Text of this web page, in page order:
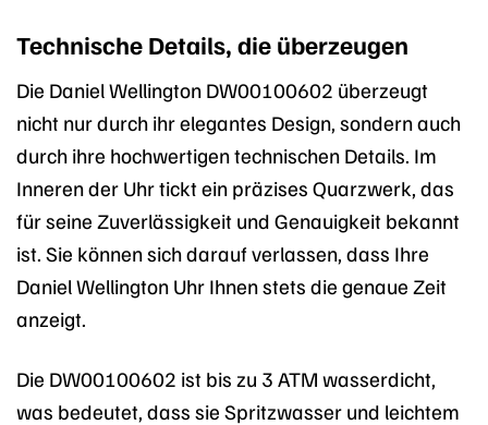
Technische Details, die überzeugen
Die Daniel Wellington DW00100602 überzeugt
nicht nur durch ihr elegantes Design, sondern auch
durch ihre hochwertigen technischen Details. Im
Inneren der Uhr tickt ein präzises Quarzwerk, das
für seine Zuverlässigkeit und Genauigkeit bekannt
ist. Sie können sich darauf verlassen, dass Ihre
Daniel Wellington Uhr Ihnen stets die genaue Zeit
anzeigt.
Die DW00100602 ist bis zu 3 ATM wasserdicht,
was bedeutet, dass sie Spritzwasser und leichtem